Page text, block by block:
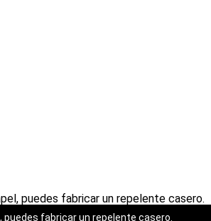
puedes fabricar un repelente casero.